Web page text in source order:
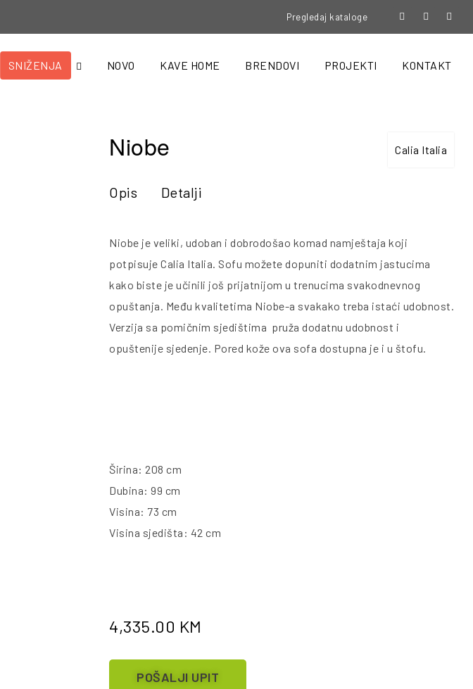
Pregledaj kataloge
SNIŽENJA NOVO KAVE HOME BRENDOVI PROJEKTI KONTAKT
Calia Italia
Niobe
Opis Detalji
Niobe je veliki, udoban i dobrodošao komad namještaja koji
potpisuje Calia Italia. Sofu možete dopuniti dodatnim jastucima
kako biste je učinili još prijatnijom u trenucima svakodnevnog
opuštanja. Među kvalitetima Niobe-a svakako treba istaći udobnost.
Verzija sa pomičnim sjedištima pruža dodatnu udobnost i
opuštenije sjedenje. Pored kože ova sofa dostupna je i u štofu.
Širina: 208 cm
Dubina: 99 cm
Visina: 73 cm
Visina sjedišta: 42 cm
4,335.00 KM
POŠALJI UPIT